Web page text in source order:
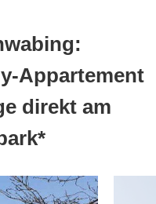
Appartement
direkt am